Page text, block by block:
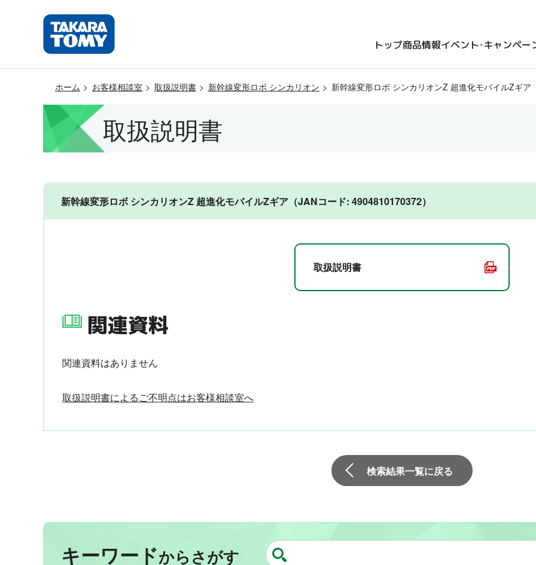
トップ商品情報イベント・キャンペー
ホーム お客様相談室 取扱説明書 新幹線変形ロボ シンカリオン 新幹線変形ロボ シンカリオンZ 超進化モバイルZギア
取扱説明書
新幹線変形ロボ シンカリオンZ 超進化モバイルZギア（JANコード: 4904810170372）
取扱説明書
関連資料
関連資料はありません
取扱説明書によるご不明点はお客様相談室へ
検索結果一覧に戻る
キーワードからさがす